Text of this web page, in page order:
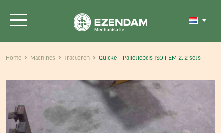
Home Machines Tractoren Quicke – Palletlepels ISO FEM 2, 2 sets